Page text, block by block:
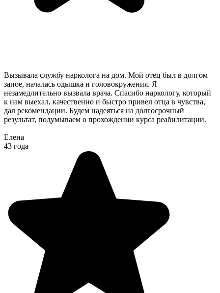
Вызывала службу нарколога на дом. Мой отец был в долгом
запое, началась одышка и головокружения. Я
незамедлительно вызвала врача. Спасибо наркологу, который
к нам выехал, качественно и быстро привел отца в чувства,
дал рекомендации. Будем надеяться на долгосрочный
результат, подумываем о прохождении курса реабилитации.
Елена
43 года